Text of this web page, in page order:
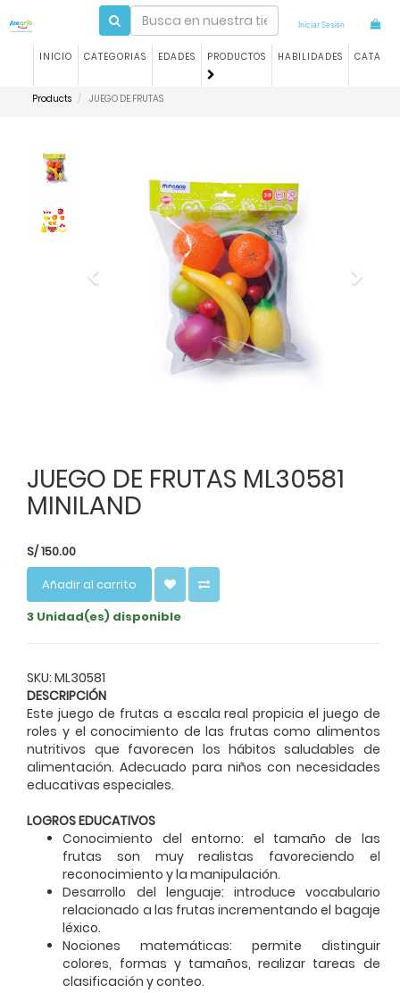
Iniciar Sesión
INICIO CATEGORIAS EDADES PRODUCTOS HABILIDADES
Products JUEGO DE FRUTAS
Previous
JUEGO DE FRUTAS ML30581
MINILAND
S/150.00
Añadir al carrito
3 Unidad(es) disponible
SKU: ML30581
DESCRIPCIÓN
Este juego de frutas a escala real propicia el juego de
roles y el conocimiento de las frutas como alimentos
nutritivos que favorecen los hábitos saludables de
alimentación. Adecuado para niños con necesidades
educativas especiales.
LOGROS EDUCATIVOS
Conocimiento del entorno: el tamaño de las
frutas son muy realistas favoreciendo el
reconocimiento y la manipulación.
Desarrollo del lenguaje: introduce vocabulario
relacionado a las frutas incrementando el bagaje
léxico.
Nociones matemáticas: permite distinguir
colores, formas y tamaños, realizar tareas de
clasificación y conteo.